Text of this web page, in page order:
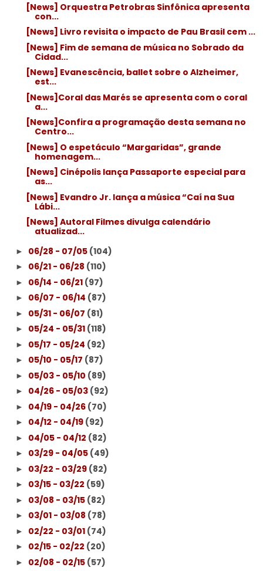
[News] Orquestra Petrobras Sinfônica apresenta
con...
[News] Livro revisita o impacto de Pau Brasil cem ...
[News] Fim de semana de música no Sobrado da
Cidad...
[News] Evanescência, ballet sobre o Alzheimer,
est...
[News]Coral das Marés se apresenta com o coral
a...
[News]Confira a programação desta semana no
Centro...
[News] O espetáculo “Margaridas”, grande
homenagem...
[News] Cinépolis lança Passaporte especial para
as...
[News] Evandro Jr. lança a música “Caí na Sua
Lábi...
[News] Autoral Filmes divulga calendário
atualizad...
► 06/28 - 07/05 (104)
► 06/21 - 06/28 (110)
► 06/14 - 06/21 (97)
► 06/07 - 06/14 (87)
► 05/31 - 06/07 (81)
► 05/24 - 05/31 (118)
► 05/17 - 05/24 (92)
► 05/10 - 05/17 (87)
► 05/03 - 05/10 (89)
► 04/26 - 05/03 (92)
► 04/19 - 04/26 (70)
► 04/12 - 04/19 (92)
► 04/05 - 04/12 (82)
► 03/29 - 04/05 (49)
► 03/22 - 03/29 (82)
► 03/15 - 03/22 (59)
► 03/08 - 03/15 (82)
► 03/01 - 03/08 (78)
► 02/22 - 03/01 (74)
► 02/15 - 02/22 (20)
► 02/08 - 02/15 (57)